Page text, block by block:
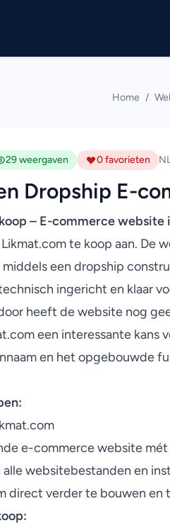
Home /
29 weergaven 0 favorieten
Dropship E-
– E-commerce website
Likmat.comte koop aan. De
een dropship
ingericht en klaar
heeft de website nog
een interessante kans
en het opgebouwde
e-commerce website
websitebestanden en
direct verder te bouwen en